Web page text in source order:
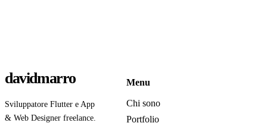
davidmarro
Sviluppatore Flutter e App
& Web Designer freelance.
Menu
Chi sono
Portfolio